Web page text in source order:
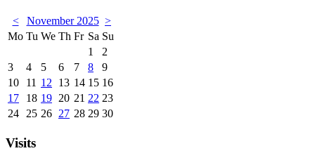
< November 2025 >
Mo Tu We Th Fr Sa Su
1
2
3
4 5 6 7 8
9
10
11 12 13 14 15 16
17
18 19 20 21 22 23
24
25 26 27 28 29 30
Visits